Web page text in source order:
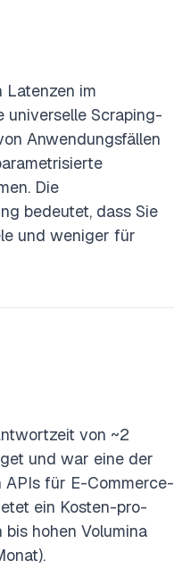
Latenzen im
universelle Scraping-
Anwendungsfällen
Die
bedeutet, dass Sie
und weniger für
von ~2
und war eine der
für E-Commerce-
ein Kosten-pro-
hohen Volumina